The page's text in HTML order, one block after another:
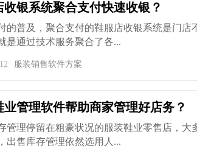
收银系统聚合支付快速收银？
的普及，聚合支付的鞋服店收银系统是门店
是通过技术服务聚合了各...
服装销售软件方案
业管理软件帮助商家管理好店务？
管理停留在粗豪状况的服装鞋业零售店，大
出售库存管理依然选用人...